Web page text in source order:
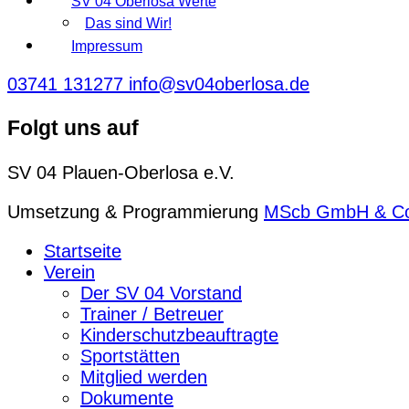
Das sind Wir!
Impressum
03741 131277 info@sv04oberlosa.de
Folgt uns auf
SV 04 Plauen-Oberlosa e.V.
Umsetzung & Programmierung MScb GmbH &
Startseite
Verein
Der SV 04 Vorstand
Trainer / Betreuer
Kinderschutzbeauftragte
Sportstätten
Mitglied werden
Dokumente